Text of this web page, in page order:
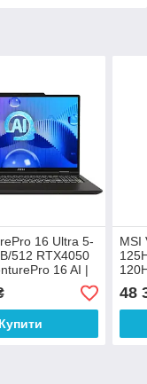
16 Ultra 5-
512 RTX4050
16 AI |
Купити
MSI
48